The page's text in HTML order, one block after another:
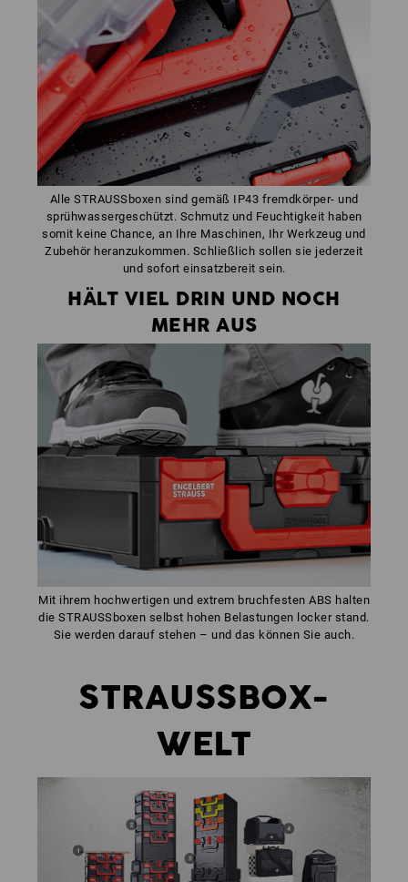
Alle STRAUSSboxen sind gemäß IP43 fremdkörper- und
sprühwassergeschützt. Schmutz und Feuchtigkeit haben
somit keine Chance, an Ihre Maschinen, Ihr Werkzeug und
Zubehör heranzukommen. Schließlich sollen sie jederzeit
und sofort einsatzbereit sein.
HÄLT VIEL DRIN UND NOCH
MEHR AUS
Mit ihrem hochwertigen und extrem bruchfesten ABS halten
die STRAUSSboxen selbst hohen Belastungen locker stand.
Sie werden darauf stehen – und das können Sie auch.
STRAUSSBOX-
WELT